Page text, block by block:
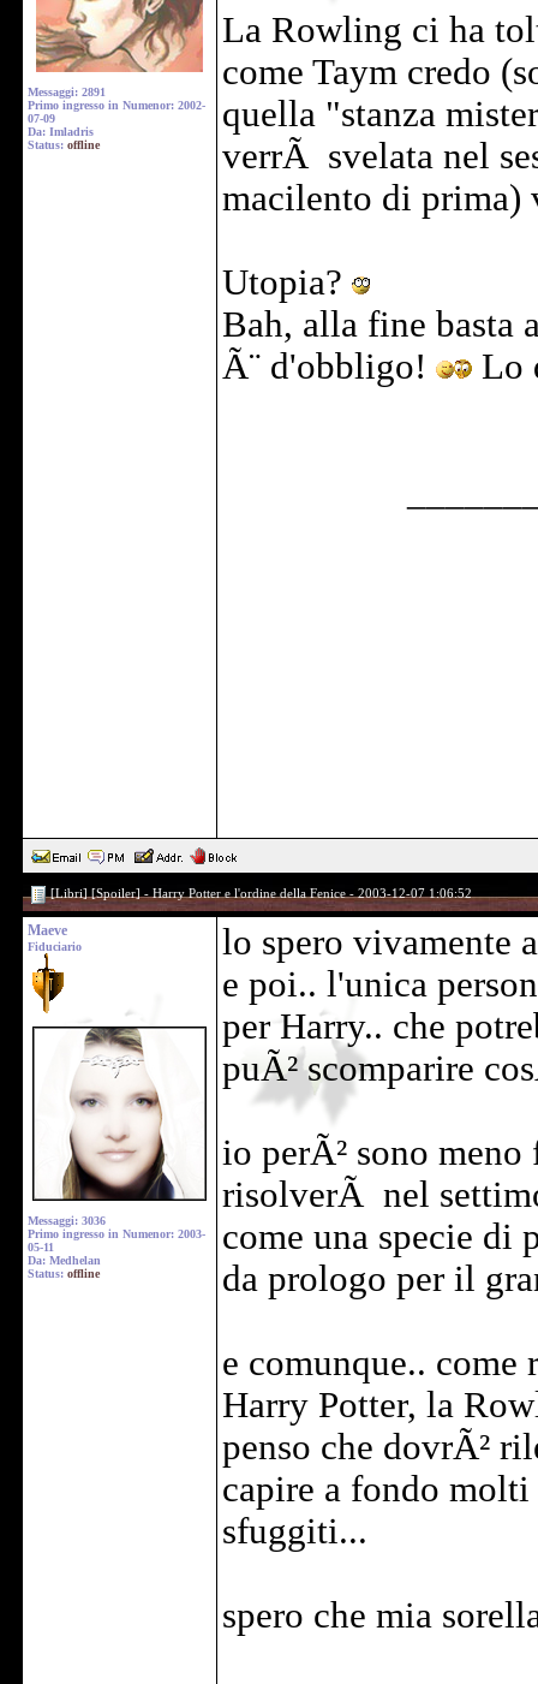
Messaggi: 2891
Primo ingresso in Numenor: 2002-
07-09
Da: Imladris
Status: offline
La Rowling ci ha
come Taym credo
quella "stanza
verrÃ svelata nel
macilento di prima)
Utopia?
Bah, alla fine basta
Ã¨ d'obbligo!
Lo
[Libri] [Spoiler] - Harry Potter e l'ordine della Fenice - 2003-12-07 1:06:52
Maeve
Fiduciario
Messaggi: 3036
Primo ingresso in Numenor: 2003-
05-11
Da: Medhelan
Status: offline
lo spero vivamente
e poi.. l'unica
per Harry.. che
puÃ² scomparire
io perÃ² sono
risolverÃ nel
come una specie di
da prologo per il
e comunque..
Harry Potter, la
penso che dovrÃ²
capire a fondo
sfuggiti...
spero che mia